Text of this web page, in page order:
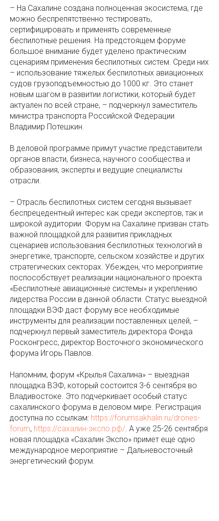
– На Сахалине создана полноценная экосистема, где
можно беспрепятственно тестировать,
сертифицировать и применять современные
беспилотные решения. На предстоящем форуме
большое внимание будет уделено практическим
сценариям применения беспилотных систем. Среди них
– использование тяжелых беспилотных авиационных
судов грузоподъемностью до 1000 кг. Это станет
новым шагом в развитии логистики, который будет
актуален по всей стране, – подчеркнул заместитель
министра транспорта Российской Федерации
Владимир Потешкин.
В деловой программе примут участие представители
органов власти, бизнеса, научного сообщества и
образования, эксперты и ведущие специалисты
отрасли.
– Отрасль беспилотных систем сегодня вызывает
беспрецедентный интерес как среди экспертов, так и
широкой аудитории. Форум на Сахалине призван стать
важной площадкой для развития прикладных
сценариев использования беспилотных технологий в
энергетике, транспорте, сельском хозяйстве и других
стратегических секторах. Убежден, что мероприятие
поспособствует реализации национального проекта
«Беспилотные авиационные системы» и укреплению
лидерства России в данной области. Статус выездной
площадки ВЭФ даст форуму все необходимые
инструменты для реализации поставленных целей, –
подчеркнул первый заместитель директора Фонда
Росконгресс, директор Восточного экономического
форума Игорь Павлов.
Напомним, форум «Крылья Сахалина» – выездная
площадка ВЭФ, который состоится 3-6 сентября во
Владивостоке. Это подчеркивает особый статус
сахалинского форума в деловом мире. Регистрация
доступна по ссылкам: https://forumsakhalin.ru/drones-
forum, https://сахалин-экспо.рф/. А уже 25-26 сентября
новая площадка «Сахалин Экспо» примет еще одно
международное мероприятие – Дальневосточный
энергетический форум.